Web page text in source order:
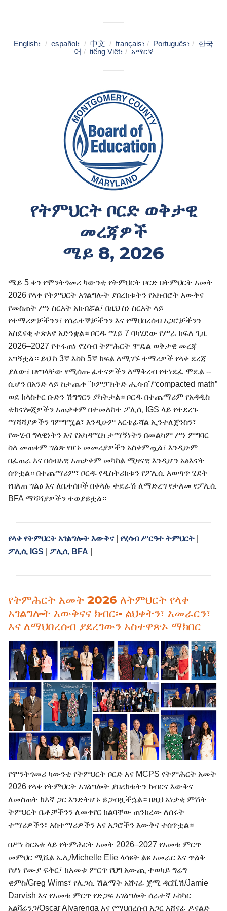
English፣ / español፣ / 中文 / français፣ / Português፣ / 한국
어 / tiếng Việt፣ / አማርኛ
የትምህርት ቦርድ ወቅታዊ
መረጃዎች
ሜይ 8, 2026
ሜይ 5 ቀን የሞንትጎመሪ ካውንቲ የትምህርት ቦርድ በትምህርት አመት
2026 የላቀ የትምህርት አገልግሎት ያበረከቱትን የአክብሮት እውቅና
የመስጠት ሥነ ስርአት አክብሯል፤ በዚህ ስነ ስርአት ላይ
የተማሪዎቻችንን፣ የሰራተኞቻችንን እና የማህበረሰብ አጋሮቻችንን
አስደናቂ ተጽእኖ አድንቋል። ቦርዱ ሜይ 7 ባካሄደው የሥራ ክፍለ ጊዜ
2026–2027 የተፋጠነ የሂሳብ ትምሕርት ሞዴል ወቅታዊ መረጃ
አግኝቷል። ይህ ከ 3ኛ እስከ 5ኛ ክፍል ለሚገኙ ተማሪዎች የላቀ ደረጃ
ያለው፣ በየግላቸው የሚሰጡ ፈተናዎችን ለማቅረብ የተነደፈ ሞዴል --
ሲሆን በአንድ ላይ ከታጨቀ "ኮምፓክትድ ሒሳብ"/“compacted math”
ወደ ክላስተር ቡድን ሽግግርን ያካትታል። ቦርዱ በተጨማሪም የአዳዲስ
ቴክኖሎጂዎችን አጠቃቀም በተመለከተ ፖሊሲ IGS ላይ የተደረጉ
ማሻሻያዎችን ገምግሟል፣ እንዲሁም አርቴፊሻል ኢንተለጀንስን፣
የውሂብ ግላዊነትን እና የአካዳሚክ ታማኝነትን በመልካም ሥነ ምግባር
ስለ መጠቀም ግልጽ የሆኑ መመሪያዎችን አስቀምጧል፣ እንዲሁም
በፈጠራ እና በሰብአዊ አጠቃቀም መካከል ሚዛናዊ እንዲሆን አፅእኖት
ሰጥቷል። በተጨማሪም፣ ቦርዱ የዲስትሪክቱን የፖሊሲ አወጣጥ ሂደት
የበለጠ ግልፅ እና ለቤተሰቦች በቀላሉ ተደራሽ ለማድረግ የታለመ የፖሊሲ
BFA ማሻሻያዎችን ተወያይቷል።
የላቀ የትምህርት አገልግሎት እውቅና የሂሳብ ሥርዓተ ትምህርት
ፖሊሲ IGS
ፖሊሲ BFA
የትምሕርት አመት 2026 ለትምህርት የላቀ
አገልግሎት እውቅናና ክብር፡- ልህቀትን፣ አመራርን፣
እና ለማህበረሰብ ያደረገውን አስተዋጽኦ ማክበር
የሞንትጎመሪ ካውንቲ የትምህርት ቦርድ እና MCPS የትምሕርት አመት
2026 የላቀ የትምህርት አገልግሎት ያበረከቱትን ክብርና እውቅና
ለመስጠት ከእኛ ጋር እንድትሆኑ ይጋብዟችኋል። በዚህ አነቃቂ ምሽት
ትምህርት ቤቶቻችንን ለመቀየር ከልባቸው ጠንክረው ለሰሩት
ተማሪዎችን፣ አስተማሪዎችን እና አጋሮችን እውቅና ተሰጥቷል።
በሥነ ስርአቱ ላይ የትምሕርት አመት 2026–2027 የአመቱ ምርጥ
መምህር ሚሼል ኤሊ/Michelle Elie ላሳዩት ልዩ አመራር እና ጥልቅ
የሆነ የሙያ ፍቅር፤ ከአመቱ ምርጥ የህግ አውጪ ተወካይ ግሬግ
ዊምስ/Greg Wims፣ የሌጋሲ ሽልማት አሸናፊ ጄሚ ዳርቪሽ/Jamie
Darvish እና የአመቱ ምርጥ የድጋፍ አገልግሎት ሰራተኛ ኦስካር
አልቫሬንጋ/Oscar Alvarenga እና የማህበረሰብ አጋር አሸናፊ ዶናልድ